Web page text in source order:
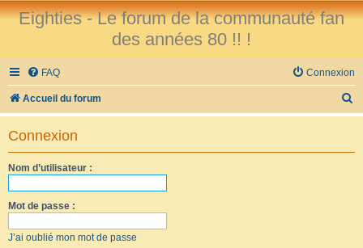
Eighties - Le forum de la communauté fan
des années 80 !! !
FAQ Connexion
Accueil du forum
e
Connexion
Nom d’utilisateur :
Mot de passe :
J’ai oublié mon mot de passe